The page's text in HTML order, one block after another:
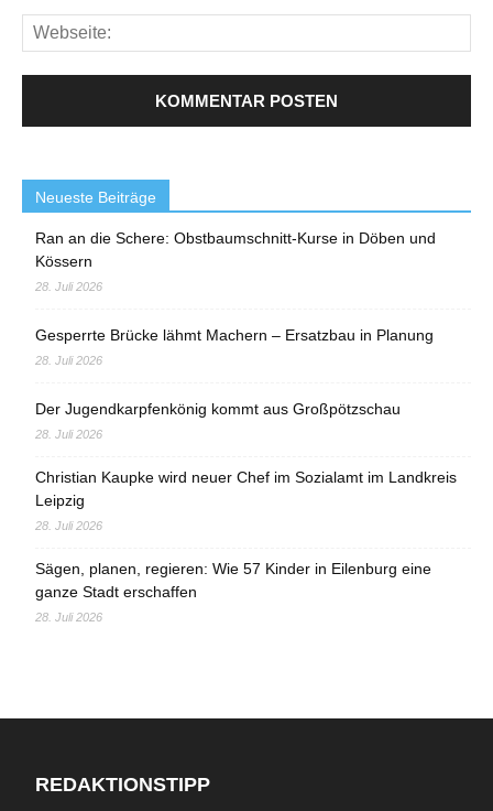
Neueste Beiträge
Ran an die Schere: Obstbaumschnitt-Kurse in Döben und
Kössern
28. Juli 2026
Gesperrte Brücke lähmt Machern – Ersatzbau in Planung
28. Juli 2026
Der Jugendkarpfenkönig kommt aus Großpötzschau
28. Juli 2026
Christian Kaupke wird neuer Chef im Sozialamt im Landkreis
Leipzig
28. Juli 2026
Sägen, planen, regieren: Wie 57 Kinder in Eilenburg eine
ganze Stadt erschaffen
28. Juli 2026
REDAKTIONSTIPP